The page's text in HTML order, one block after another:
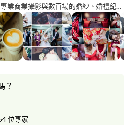
業商業攝影與數百場的婚紗、婚禮紀錄
★ 攝
​★ 商品攝影師 ★ 專業婚禮紀錄攝影
約
師 ★ 幸福光點攝影 攝影師 ​★ 天使
迎利用Line 聯絡詢問更多服務報價 或
多作品與當面洽談 ? JERRY (天
連絡電話】0*********?【Line ID】
？
位專家